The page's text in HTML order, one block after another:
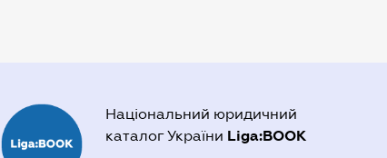
Національний юридичний
каталог України Liga:BOOK